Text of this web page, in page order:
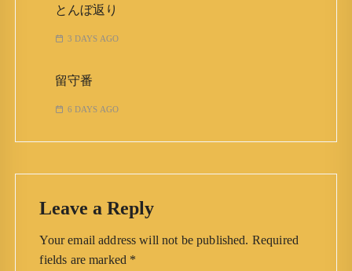
とんぼ返り
3 DAYS AGO
留守番
6 DAYS AGO
Leave a Reply
Your email address will not be published. Required
fields are marked *